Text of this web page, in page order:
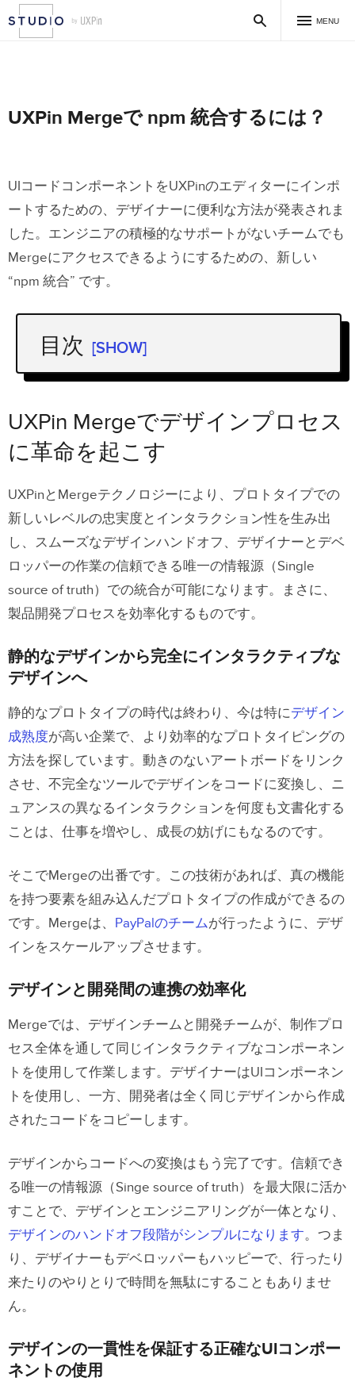
MENU
UXPin Mergeで npm 統合するには？
UIコードコンポーネントをUXPinのエディターにインポ
ートするための、デザイナーに便利な方法が発表されま
した。エンジニアの積極的なサポートがないチームでも
Mergeにアクセスできるようにするための、新しい
“npm 統合” です。
目次 [SHOW]
UXPin Mergeでデザインプロセスに革
静的なデザインから完全にインタラクテ
ィブなデザインへ
デザインと開発間の連携の効率化
デザインの一貫性を保証する正確なUIコ
ンポーネントの使用
UXPin MergeへのUIコンポーネントの
新たなインポート方法
Merge npm統合で得られるもの
npm統合の使い方って？
npmコンポーネントをUXPinにインポート
する
1. 新しいライブラリをUXPin Merge
2. UI コンポーネントを構成する
3. 完全にインタラクティブなプロト
タイプの作成を開始
それでは実際にやってみましょう！
をご視聴ください。
2. npmコンポーネントをMUI から
UXPinにインポートする
3. Ant DesignからUXPinにnpmコン
ポーネントをインポートする
npm統合 + Patternsを使う
npm統合を試してみよう
UXPin Mergeでデザインプロセス
に革命を起こす
UXPinとMergeテクノロジーにより、プロトタイプでの
新しいレベルの忠実度とインタラクション性を生み出
し、スムーズなデザインハンドオフ、デザイナーとデベ
ロッパーの作業の信頼できる唯一の情報源（Single
source of truth）での統合が可能になります。まさに、
製品開発プロセスを効率化するものです。
静的なデザインから完全にインタラクティブな
デザインへ
静的なプロトタイプの時代は終わり、今は特にデザイン
成熟度が高い企業で、より効率的なプロトタイピングの
方法を探しています。動きのないアートボードをリンク
させ、不完全なツールでデザインをコードに変換し、ニ
ュアンスの異なるインタラクションを何度も文書化する
ことは、仕事を増やし、成長の妨げにもなるのです。
そこでMergeの出番です。この技術があれば、真の機能
を持つ要素を組み込んだプロトタイプの作成ができるの
です。Mergeは、 PayPalのチームが行ったように、デザ
インをスケールアップさせます。
デザインと開発間の連携の効率化
Mergeでは、デザインチームと開発チームが、制作プロ
セス全体を通して同じインタラクティブなコンポーネン
トを使用して作業します。デザイナーはUIコンポーネン
トを使用し、一方、開発者は全く同じデザインから作成
されたコードをコピーします。
デザインからコードへの変換はもう完了です。信頼でき
る唯一の情報源（Singe source of truth）を最大限に活か
すことで、デザインとエンジニアリングが一体となり、
デザインのハンドオフ段階がシンプルになります。つま
り、デザイナーもデベロッパーもハッピーで、行ったり
来たりのやりとりで時間を無駄にすることもありませ
ん。
デザインの一貫性を保証する正確なUIコンポー
ネントの使用